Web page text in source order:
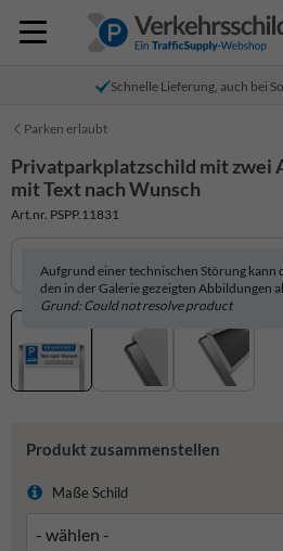
Schnelle Lieferung, auch bei
Parken erlaubt
Privatparkplatzschild mit zwei
mit Text nach Wunsch
Art.nr. PSPP.11831
Aufgrund einer technischen Störung kann
den in der Galerie gezeigten Abbildungen
Grund: Could not resolve product
Produkt zusammenstellen
Maße Schild